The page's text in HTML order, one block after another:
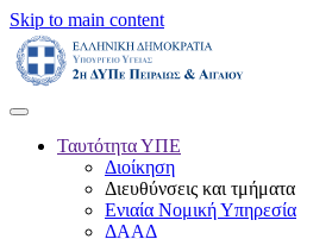
Skip to main content
Ταυτότητα ΥΠΕ
Διοίκηση
Διευθύνσεις και τμήματα
Ενιαία Νομική Υπηρεσία
ΔΑΑΔ